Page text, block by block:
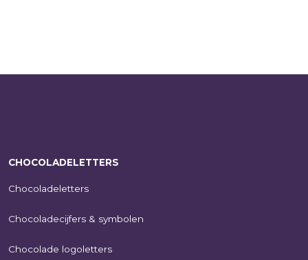
CHOCOLADELETTERS
Chocoladeletters
Chocoladecijfers & symbolen
Chocolade logoletters